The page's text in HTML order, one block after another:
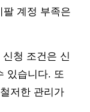
팔 계정 부족은
청 조건은 신
있습니다. 또
저한 관리가